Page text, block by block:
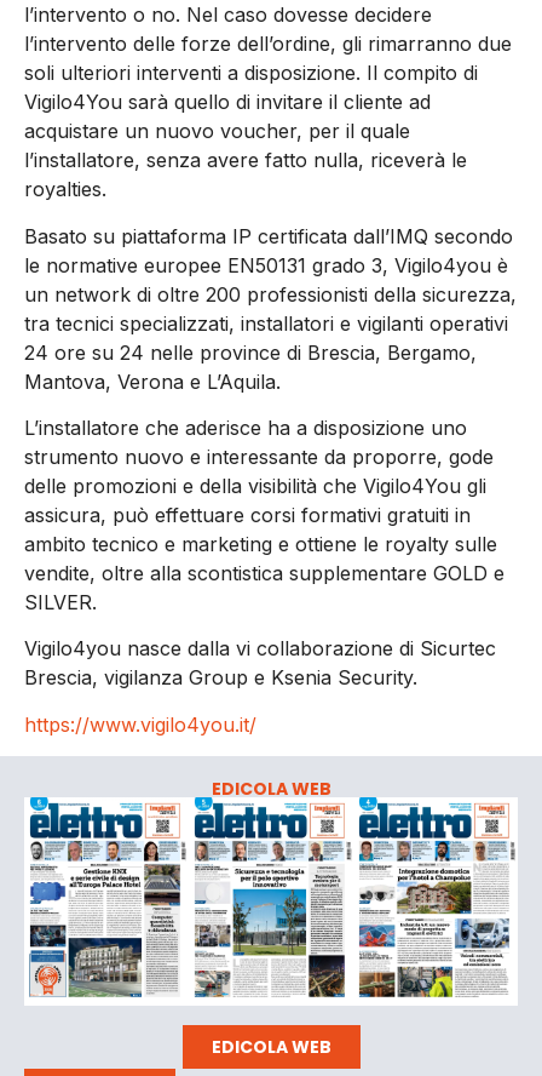
l’intervento o no. Nel caso dovesse decidere
l’intervento delle forze dell’ordine, gli rimarranno due
soli ulteriori interventi a disposizione. Il compito di
Vigilo4You sarà quello di invitare il cliente ad
acquistare un nuovo voucher, per il quale
l’installatore, senza avere fatto nulla, riceverà le
royalties.
Basato su piattaforma IP certificata dall’IMQ secondo
le normative europee EN50131 grado 3, Vigilo4you è
un network di oltre 200 professionisti della sicurezza,
tra tecnici specializzati, installatori e vigilanti operativi
24 ore su 24 nelle province di Brescia, Bergamo,
Mantova, Verona e L’Aquila.
L’installatore che aderisce ha a disposizione uno
strumento nuovo e interessante da proporre, gode
delle promozioni e della visibilità che Vigilo4You gli
assicura, può effettuare corsi formativi gratuiti in
ambito tecnico e marketing e ottiene le royalty sulle
vendite, oltre alla scontistica supplementare GOLD e
SILVER.
Vigilo4you nasce dalla vi collaborazione di Sicurtec
Brescia, vigilanza Group e Ksenia Security.
https://www.vigilo4you.it/
EDICOLA WEB
EDICOLA WEB